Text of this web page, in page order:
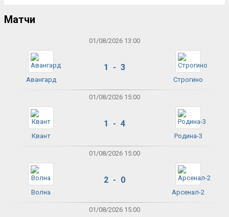
Матчи
01/08/2026 13:00
Авангард
1 - 3
Строгино
01/08/2026 15:00
Квант
1 - 4
Родина-3
01/08/2026 15:00
Волна
2 - 0
Арсенал-2
01/08/2026 15:00